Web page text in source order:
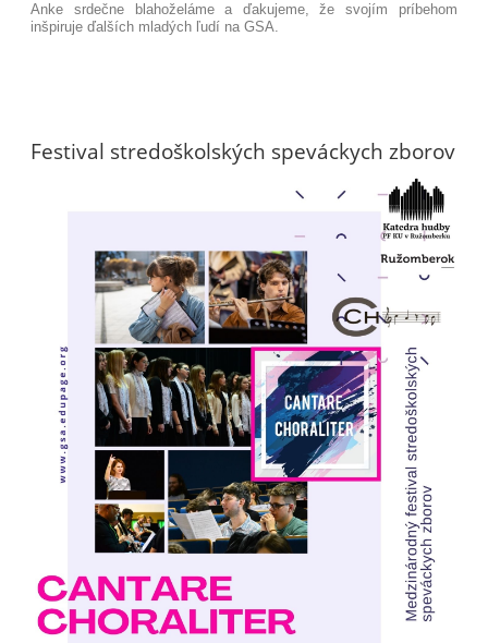
Anke srdečne blahoželáme a ďakujeme, že svojím príbehom
inšpiruje ďalších mladých ľudí na GSA.
Festival stredoškolských speváckych zborov